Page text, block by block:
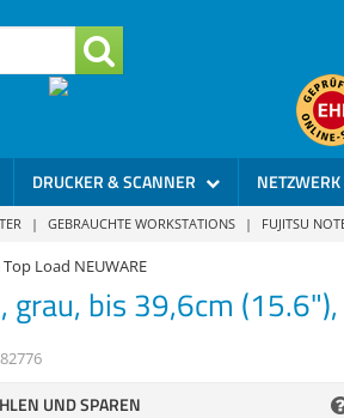
DRUCKER & SCANNER
| GEBRAUCHTE WORKSTATIONS | FUJITSU
Load NEUWARE
bis 39,6cm (15.6"),
UND SPAREN